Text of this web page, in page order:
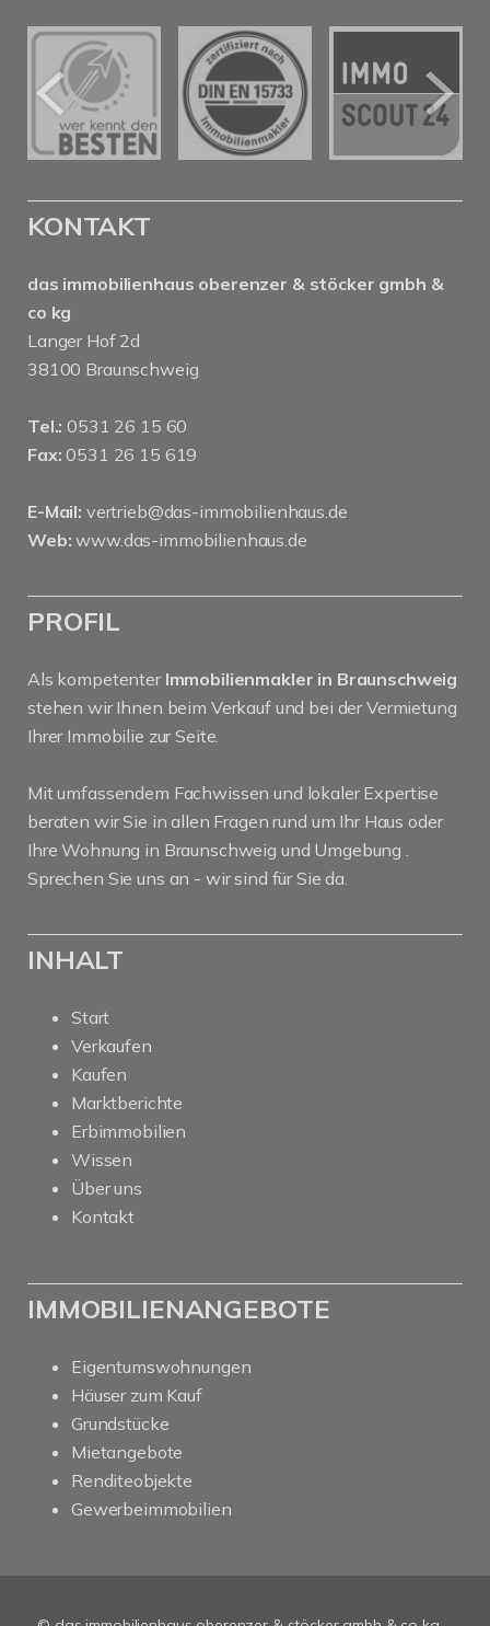
KONTAKT
das immobilienhaus oberenzer & stöcker gmbh &
co kg
Langer Hof 2d
38100 Braunschweig
Tel.: 0531 26 15 60
Fax: 0531 26 15 619
E-Mail: vertrieb@das-immobilienhaus.de
Web: www.das-immobilienhaus.de
PROFIL
Als kompetenter Immobilienmakler in Braunschweig
stehen wir Ihnen beim Verkauf und bei der Vermietung
Ihrer Immobilie zur Seite.
Mit umfassendem Fachwissen und lokaler Expertise
beraten wir Sie in allen Fragen rund um Ihr Haus oder
Ihre Wohnung in Braunschweig und Umgebung .
Sprechen Sie uns an - wir sind für Sie da.
INHALT
Start
Verkaufen
Kaufen
Marktberichte
Erbimmobilien
Wissen
Über uns
Kontakt
IMMOBILIENANGEBOTE
Eigentumswohnungen
Häuser zum Kauf
Grundstücke
Mietangebote
Renditeobjekte
Gewerbeimmobilien